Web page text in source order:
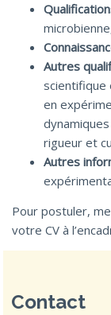
Autres
scientifique
en
rigueur et
Autres
Pour postuler,
votre CV à
Contact